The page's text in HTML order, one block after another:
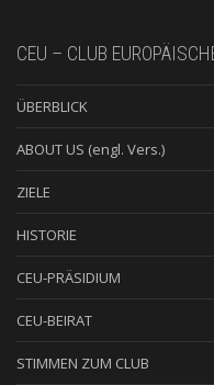
CEU – CLUB
ÜBERBLICK
ABOUT US (engl. Vers.)
ZIELE
HISTORIE
CEU-PRÄSIDIUM
CEU-BEIRAT
STIMMEN ZUM CLUB